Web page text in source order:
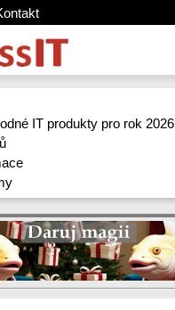
IT produkty pro rok 2026